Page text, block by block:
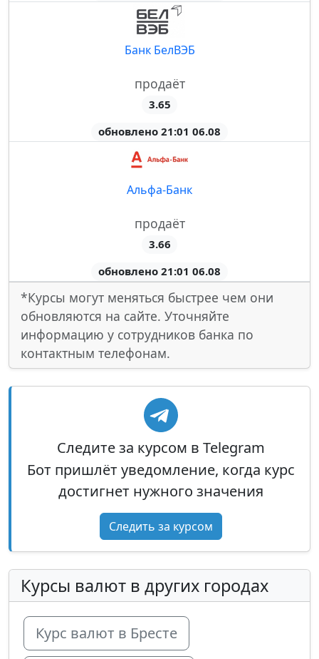
Банк БелВЭБ
продаёт
3.65
обновлено 21:01 06.08
Альфа-Банк
продаёт
3.66
обновлено 21:01 06.08
*Курсы могут меняться быстрее чем они
обновляются на сайте. Уточняйте
информацию у сотрудников банка по
контактным телефонам.
Следите за курсом в Telegram
Бот пришлёт уведомление, когда курс
достигнет нужного значения
Следить за курсом
Курсы валют в других городах
Курс валют в Бресте